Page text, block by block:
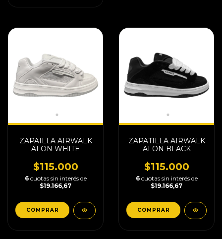
ZAPAILLA AIRWALK
ALON WHITE
$115.000
6 cuotas sin interés de
$19.166,67
COMPRAR
ZAPATILLA AIRWALK
ALON BLACK
$115.000
6 cuotas sin interés de
$19.166,67
COMPRAR